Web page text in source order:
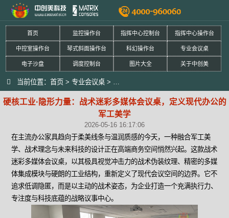
首页 监控操作台 指挥中心控制台 指挥中心操作台
中控室操作台 琴式斜面操作台 科幻操作台 专业会议桌
电子沙盘 调度控制台 图片大全 关于中创美
当前位置：首页 > 专业会议桌 > 硬核工业·隐形力量：战术迷彩多媒体
硬核工业·隐形力量：战术迷彩多媒体会议桌，定义现代办公的
军工美学
2026-05-16 16:17:06
在主流办公家具趋向于柔美线条与温润质感的今天，一种融合军工美
学、战术理念与未来科技的设计正在高端商务空间悄然兴起。这款战术
迷彩多媒体会议桌，以其极具视觉冲击力的战术伪装纹理、精密的多媒
体集成模块与硬朗的工业结构，重新定义了现代会议空间的边界。它不
追求低调隐匿，而是以主动的战术姿态，为企业打造一个充满执行力、
专注度与科技底蕴的战略议事中心。